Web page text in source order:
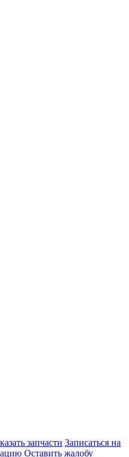
запчасти Записаться на
Оставить жалобу